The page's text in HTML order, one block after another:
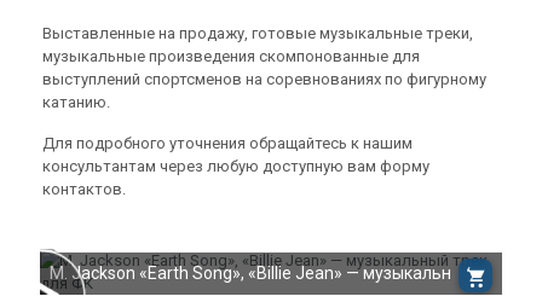
Выставленные на продажу, готовые музыкальные треки,
музыкальные произведения скомпонованные для
выступлений спортсменов на соревнованиях по фигурному
катанию.
Для подробного уточнения обращайтесь к нашим
консультантам через любую доступную вам форму
контактов.
M. Jackson «Earth Song», «Billie Jean» — музыкальн